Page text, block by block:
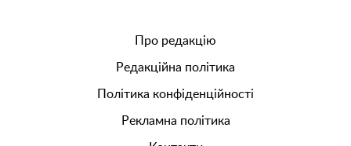
Про редакцію
Редакційна політика
Політика конфіденційності
Рекламна політика